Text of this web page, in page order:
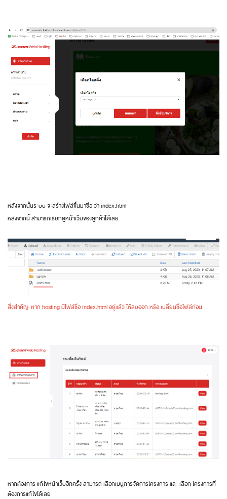
หลังจากนั้นระบบ จะสร้างไฟล์ขึ้นมาชื่อ ว่า index.html
หลังจากนี้ สามารถเรียกดูหน้าเว็บของลูกค้าได้เลย
สิ่งสำคัญ หาก hosting มีไฟล์ชื่อ index.html อยู่แล้ว ให้ลบออก หรือ เปลี่ยนชื่อไฟล์ก่อน
หากต้องการ แก้ไขหน้าเว็บอีกครั้ง สามารถ เลือกเมนูการจัดการโครงการ และ เลือก โครงการที่
ต้องการแก้ไขได้เลย